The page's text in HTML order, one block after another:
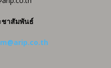
ชาสัมพันธ์